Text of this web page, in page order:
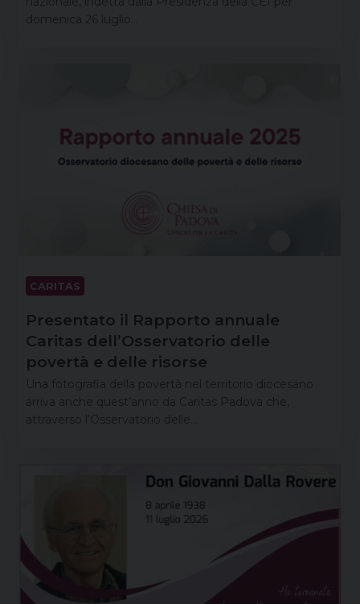
domenica 26 luglio…
CARITAS
Presentato il Rapporto annuale
Caritas dell’Osservatorio delle
povertà e delle risorse
Una fotografia della povertà nel territorio diocesano
arriva anche quest’anno da Caritas Padova che,
attraverso l’Osservatorio delle…